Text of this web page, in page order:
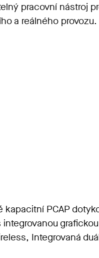
pracovní nástroj
a reálného provozu.
PCAP
, Integrovaná